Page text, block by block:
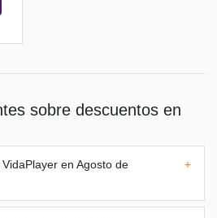
sobre descuentos en
VidaPlayer en Agosto de
+